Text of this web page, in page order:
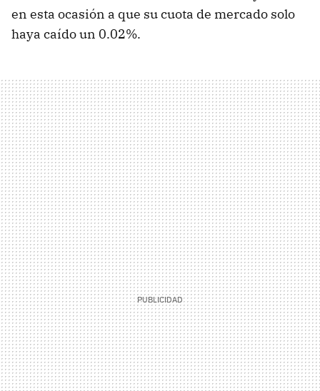
en esta ocasión a que su cuota de mercado solo
haya caído un 0.02%.